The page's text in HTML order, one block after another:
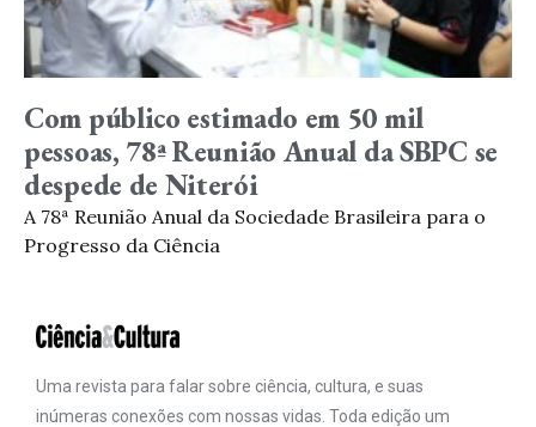
Com público estimado em 50 mil
pessoas, 78ª Reunião Anual da SBPC se
despede de Niterói
A 78ª Reunião Anual da Sociedade Brasileira para o
Progresso da Ciência
Uma revista para falar sobre ciência, cultura, e suas
inúmeras conexões com nossas vidas. Toda edição um